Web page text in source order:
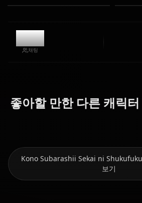
8.9k
채팅
좋아할 만한 다른 캐릭터
Darkness
Kono Subarashii Sekai ni
보기